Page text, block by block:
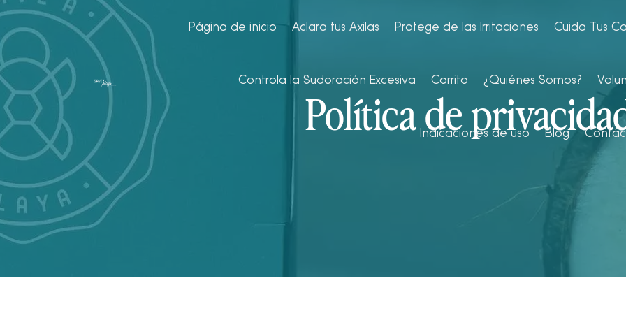
Página de inicio Aclara tus Axilas Protege de las Irritaciones Cuida Tus
Controla la Sudoración Excesiva Carrito ¿Quiénes Somos?
Indicaciones de uso Blog
Política de